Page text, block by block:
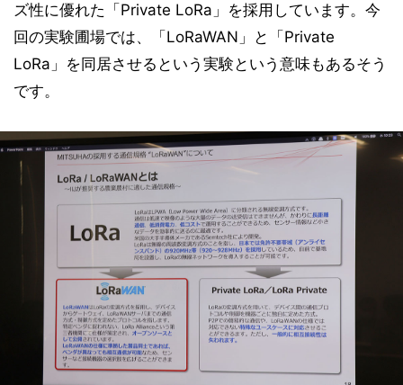
ズ性に優れた「Private LoRa」を採用しています。今
回の実験圃場では、「LoRaWAN」と「Private
LoRa」を同居させるという実験という意味もあるそう
です。